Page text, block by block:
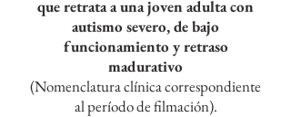
que retrata a una joven adulta con
autismo severo, de bajo
funcionamiento y retraso
madurativo
(Nomenclatura clínica correspondiente
al período de filmación).